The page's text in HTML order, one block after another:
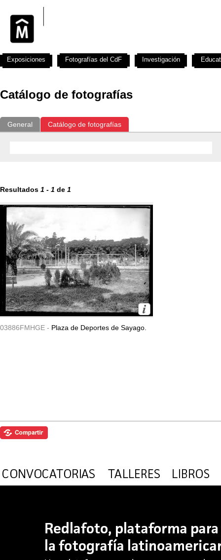
Catálogo de fotografías
General Catálogo de fotografías
Resultados 1 - 1 de 1
03886FMHGE - Plaza de Deportes de Sayago.
Exposiciones Fotografías del CdF Investigación